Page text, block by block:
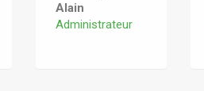
Alain
Administrateur